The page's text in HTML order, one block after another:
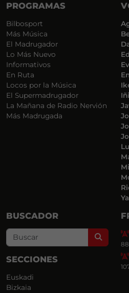
PROGRAMAS
Bilbosport
Más Música
El Madrugador
Lo Más Nuevo
Informativos
En Ruta
Locos por la Música
El Supermadrugador
La Mañana de Radio Nervión
Más Madrugada
BUSCADOR
Search
SECCIONES
Euskadi
Bizkaia